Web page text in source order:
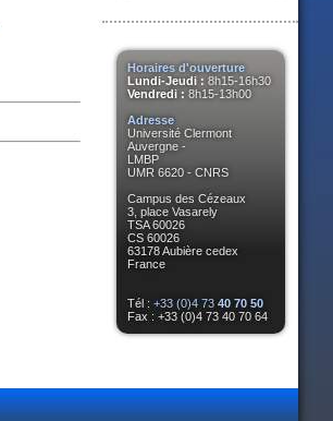
Horaires d'ouverture
Lundi-Jeudi : 8h15-16h30
Vendredi : 8h15-13h00
Adresse
Université Clermont
Auvergne -
LMBP
UMR 6620 - CNRS
Campus des Cézeaux
3, place Vasarely
TSA 60026
CS 60026
63178 Aubière cedex
France
Tél : +33 (0)4 73 40 70 50
Fax : +33 (0)4 73 40 70 64